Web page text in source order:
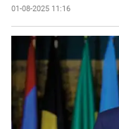
01-08-2025 11:16